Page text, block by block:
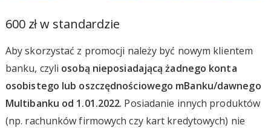
600 zł w standardzie
Aby skorzystać z promocji należy być nowym klientem
banku, czyli osobą nieposiadającą żadnego konta
osobistego lub oszczędnościowego mBanku/dawnego
Multibanku od 1.01.2022. Posiadanie innych produktów
(np. rachunków firmowych czy kart kredytowych) nie